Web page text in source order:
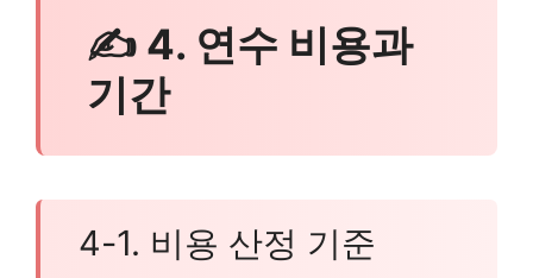
✍ 4. 연수 비용과
기간
4-1. 비용 산정 기준